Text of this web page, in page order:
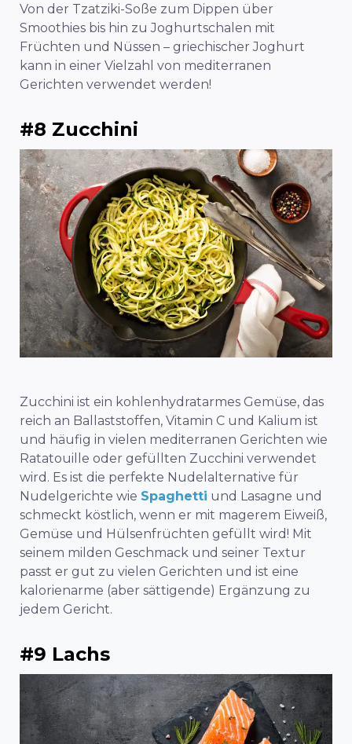
Von der Tzatziki-Soße zum Dippen über
Smoothies bis hin zu Joghurtschalen mit
Früchten und Nüssen – griechischer Joghurt
kann in einer Vielzahl von mediterranen
Gerichten verwendet werden!
#8 Zucchini
Zucchini ist ein kohlenhydratarmes Gemüse, das
reich an Ballaststoffen, Vitamin C und Kalium ist
und häufig in vielen mediterranen Gerichten wie
Ratatouille oder gefüllten Zucchini verwendet
wird. Es ist die perfekte Nudelalternative für
Nudelgerichte wie Spaghetti und Lasagne und
schmeckt köstlich, wenn er mit magerem Eiweiß,
Gemüse und Hülsenfrüchten gefüllt wird! Mit
seinem milden Geschmack und seiner Textur
passt er gut zu vielen Gerichten und ist eine
kalorienarme (aber sättigende) Ergänzung zu
jedem Gericht.
#9 Lachs